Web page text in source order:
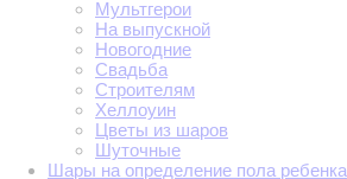
Мультгерои
На выпускной
Новогодние
Свадьба
Строителям
Хеллоуин
Цветы из шаров
Шуточные
Шары на определение пола ребенка